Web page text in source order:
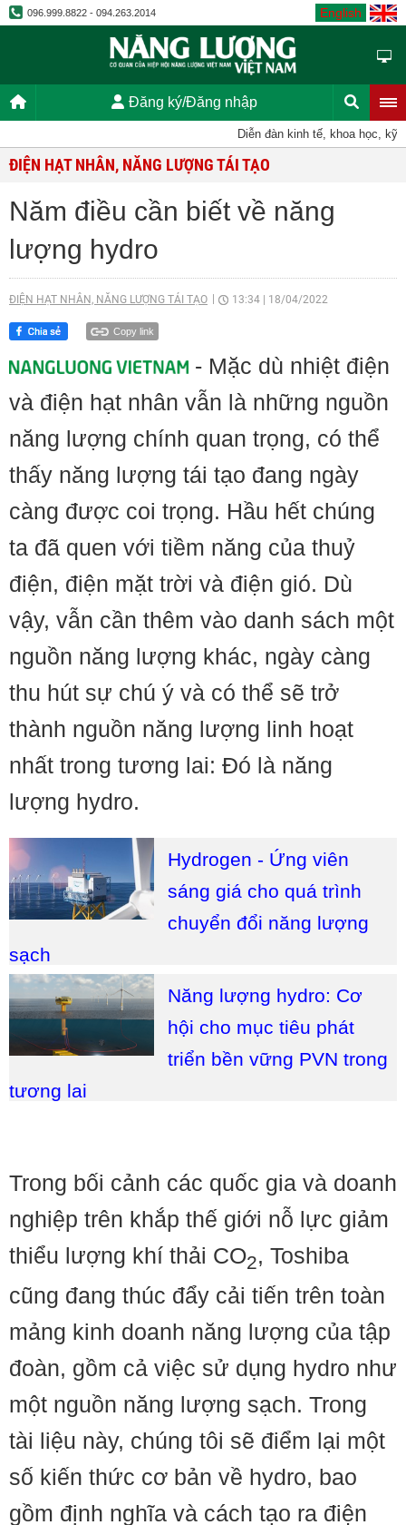
096.999.8822 - 094.263.2014 English
Đăng ký/Đăng nhập
Diễn đàn kinh tế, khoa học, kỹ
ĐIỆN HẠT NHÂN, NĂNG LƯỢNG TÁI TẠO
Năm điều cần biết về năng
lượng hydro
ĐIỆN HẠT NHÂN, NĂNG LƯỢNG TÁI TẠO 13:34 18/04/2022
Copy link
- Mặc dù nhiệt điện
và điện hạt nhân vẫn là những nguồn
năng lượng chính quan trọng, có thể
thấy năng lượng tái tạo đang ngày
càng được coi trọng. Hầu hết chúng
ta đã quen với tiềm năng của thuỷ
điện, điện mặt trời và điện gió. Dù
vậy, vẫn cần thêm vào danh sách một
nguồn năng lượng khác, ngày càng
thu hút sự chú ý và có thể sẽ trở
thành nguồn năng lượng linh hoạt
nhất trong tương lai: Đó là năng
lượng hydro.
Hydrogen - Ứng viên
sáng giá cho quá trình
chuyển đổi năng lượng
sạch
Năng lượng hydro: Cơ
hội cho mục tiêu phát
triển bền vững PVN trong
tương lai
Trong bối cảnh các quốc gia và doanh
nghiệp trên khắp thế giới nỗ lực giảm
thiểu lượng khí thải CO2, Toshiba
cũng đang thúc đẩy cải tiến trên toàn
mảng kinh doanh năng lượng của tập
đoàn, gồm cả việc sử dụng hydro như
một nguồn năng lượng sạch. Trong
tài liệu này, chúng tôi sẽ điểm lại một
số kiến thức cơ bản về hydro, bao
gồm định nghĩa và cách tạo ra điện